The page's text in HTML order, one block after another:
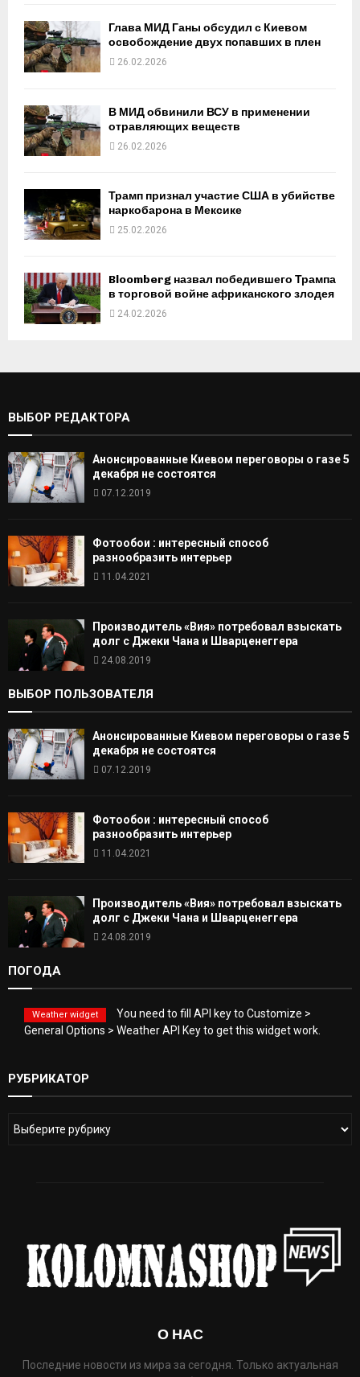
Глава МИД Ганы обсудил с Киевом
освобождение двух попавших в плен
26.02.2026
В МИД обвинили ВСУ в применении
отравляющих веществ
26.02.2026
Трамп признал участие США в убийстве
наркобарона в Мексике
25.02.2026
Bloomberg назвал победившего Трампа
в торговой войне африканского злодея
24.02.2026
ВЫБОР РЕДАКТОРА
Анонсированные Киевом переговоры о газе 5
декабря не состоятся
07.12.2019
Фотообои : интересный способ
разнообразить интерьер
11.04.2021
Производитель «Вия» потребовал взыскать
долг с Джеки Чана и Шварценеггера
24.08.2019
ВЫБОР ПОЛЬЗОВАТЕЛЯ
Анонсированные Киевом переговоры о газе 5
декабря не состоятся
07.12.2019
Фотообои : интересный способ
разнообразить интерьер
11.04.2021
Производитель «Вия» потребовал взыскать
долг с Джеки Чана и Шварценеггера
24.08.2019
ПОГОДА
Weather widget
You need to fill API key to Customize >
General Options > Weather API Key to get this widget work.
РУБРИКАТОР
О НАС
Последние новости из мира за сегодня. Только актуальная